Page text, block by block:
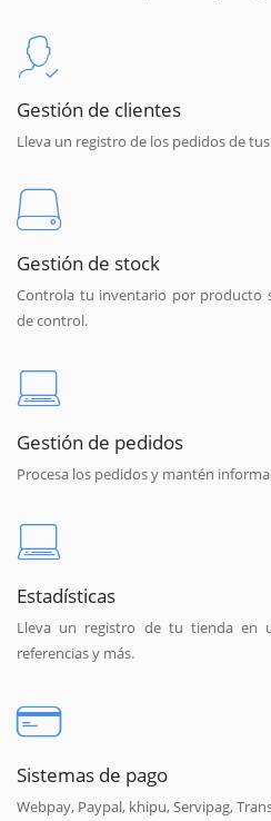
Gestión de clientes
Lleva un registro de los pedidos de
Gestión de stock
Controla tu inventario por producto
de control.
Gestión de pedidos
Procesa los pedidos y mantén
Estadísticas
Lleva un registro de tu tienda en
referencias y más.
Sistemas de pago
Webpay, Paypal, khipu, Servipag,